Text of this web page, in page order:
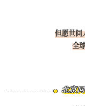
但愿世间
全
北京